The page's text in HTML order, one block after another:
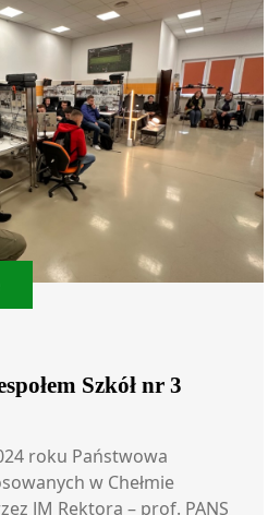
Szkół nr 3
roku Państwowa
w Chełmie
JM Rektora – prof. PANS